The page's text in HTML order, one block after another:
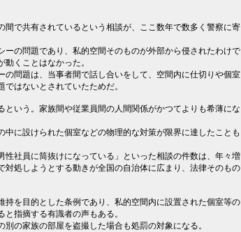
で共有されているという相談が、ここ数年で数多く警察に寄
の問題であり、私的空間そのものが外部から侵されたわけで
くことはなかった。
問題は、当事者間で話し合いをして、空間内に仕切りや個室
はないとされていたためだ。
いう。家族間や従業員間の人間関係がかつてよりも希薄にな
に設けられた個室などの物理的な対策が限界に達したことも
社員に筒抜けになっている」といった相談の件数は、年々増
処しようとする動きが全国の自治体に広まり、法律そのもの
を目的とした条例であり、私的空間内に設置された個室等の
指摘する有識者の声もある。
の家族の部屋を盗撮した場合も処罰の対象になる。